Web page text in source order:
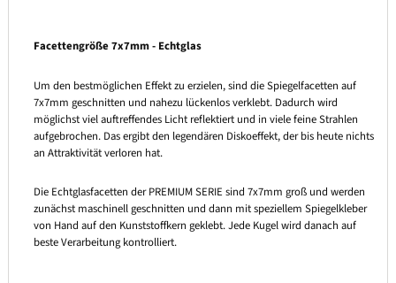
Facettengröße 7x7mm - Echtglas
Um den bestmöglichen Effekt zu erzielen, sind die Spiegelfacetten auf
7x7mm geschnitten und nahezu lückenlos verklebt. Dadurch wird
möglichst viel auftreffendes Licht reflektiert und in viele feine Strahlen
aufgebrochen. Das ergibt den legendären Diskoeffekt, der bis heute nichts
an Attraktivität verloren hat.
Die Echtglasfacetten der PREMIUM SERIE sind 7x7mm groß und werden
zunächst maschinell geschnitten und dann mit speziellem Spiegelkleber
von Hand auf den Kunststoffkern geklebt. Jede Kugel wird danach auf
beste Verarbeitung kontrolliert.